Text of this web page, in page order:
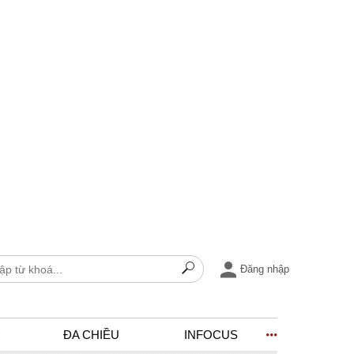
Đăng nhập
ĐA CHIỀU INFOCUS